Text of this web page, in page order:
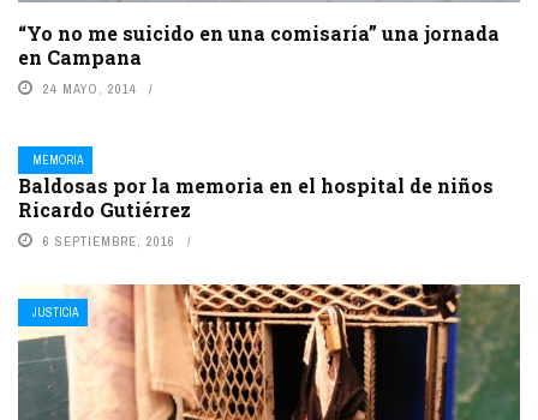
“Yo no me suicido en una comisaría” una jornada
en Campana
24 MAYO, 2014
MEMORIA
Baldosas por la memoria en el hospital de niños
Ricardo Gutiérrez
6 SEPTIEMBRE, 2016
JUSTICIA